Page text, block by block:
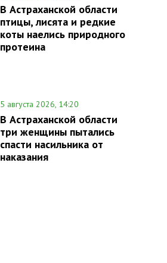
В Астраханской области
птицы, лисята и редкие
коты наелись природного
протеина
5 августа 2026, 14:20
В Астраханской области
три женщины пытались
спасти насильника от
наказания